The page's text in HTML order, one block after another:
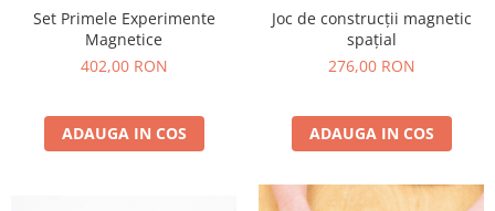
Motricitate grosiera
Recunoasterea formelor
Wellness
Set Primele Experimente
Magnetice
402,00 RON
ADAUGA IN COS
Joc de construcții magnetic
spațial
276,00 RON
ADAUGA IN COS